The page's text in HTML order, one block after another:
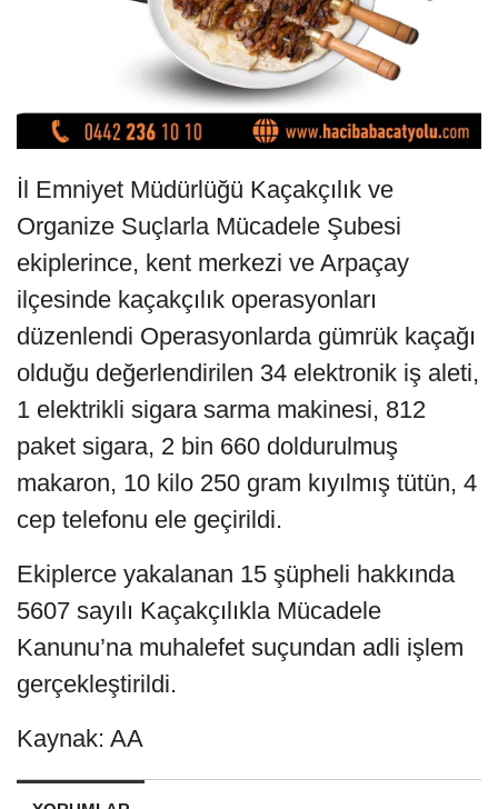
İl Emniyet Müdürlüğü Kaçakçılık ve
Organize Suçlarla Mücadele Şubesi
ekiplerince, kent merkezi ve Arpaçay
ilçesinde kaçakçılık operasyonları
düzenlendi Operasyonlarda gümrük kaçağı
olduğu değerlendirilen 34 elektronik iş aleti,
1 elektrikli sigara sarma makinesi, 812
paket sigara, 2 bin 660 doldurulmuş
makaron, 10 kilo 250 gram kıyılmış tütün, 4
cep telefonu ele geçirildi.
Ekiplerce yakalanan 15 şüpheli hakkında
5607 sayılı Kaçakçılıkla Mücadele
Kanunu’na muhalefet suçundan adli işlem
gerçekleştirildi.
Kaynak: AA